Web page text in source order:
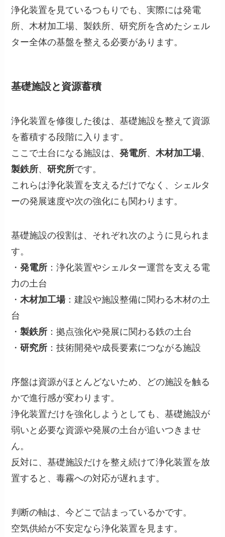
浄化装置を見ているつもりでも、実際には発電
所、木材加工場、製鉄所、研究所を含めたシェル
ター全体の基盤を整える必要があります。
基礎施設と資源蓄積
浄化装置を修復した後は、基礎施設を整えて資源
を蓄積する段階に入ります。
ここで土台になる施設は、発電所、木材加工場、
製鉄所、研究所です。
これらは浄化装置を支えるだけでなく、シェルタ
ーの発展速度や次の強化にも関わります。
基礎施設の役割は、それぞれ次のように見られま
す。
・発電所 ：浄化装置やシェルター運営を支える電
力の土台
・木材加工場：建設や施設整備に関わる木材の土
台
・製鉄所 ：拠点強化や発展に関わる鉄の土台
・研究所 ：技術開発や成長要素につながる施設
序盤は資源がほとんどないため、どの施設を触る
かで進行感が変わります。
浄化装置だけを強化しようとしても、基礎施設が
弱いと必要な資源や発展の土台が追いつきませ
ん。
反対に、基礎施設だけを整え続けて浄化装置を放
置すると、毒霧への対応が遅れます。
判断の軸は、今どこで詰まっているかです。
空気供給が不安定なら浄化装置を見ます。